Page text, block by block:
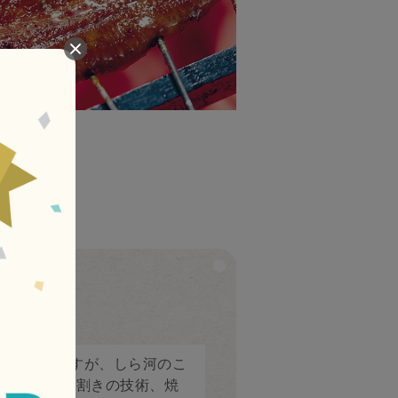
しいですが、しら河のこ
目利き、割きの技術、焼